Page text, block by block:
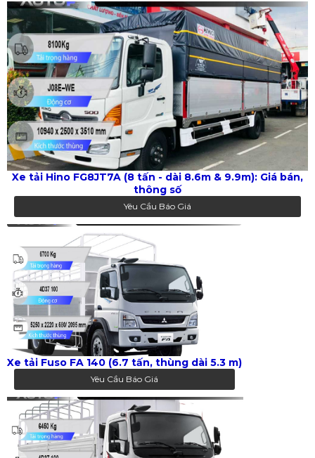
Xe tải Hino FG8JT7A (8 tấn - dài 8.6m & 9.9m): Giá bán,
thông số
Yêu Cầu Báo Giá
Xe tải Fuso FA 140 (6.7 tấn, thùng dài 5.3 m)
Yêu Cầu Báo Giá